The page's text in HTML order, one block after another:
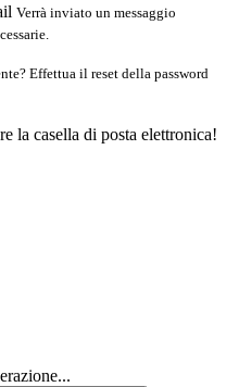
Verrà inviato un messaggio
Effettua il reset della password
la casella di posta elettronica!